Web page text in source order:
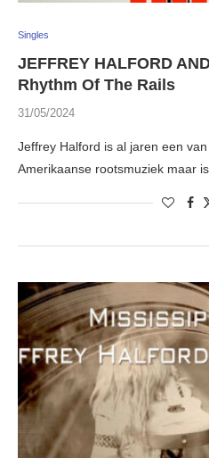
Singles
JEFFREY HALFORD
Rhythm Of The Rails
31/05/2024
Jeffrey Halford is al jaren een
Amerikaanse rootsmuziek maar